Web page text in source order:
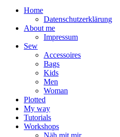
Home
Datenschutzerklärung
About me
Impressum
Sew
Accessoires
Bags
Kids
Men
Woman
Plotted
My way
Tutorials
Workshops
Näh mit mir